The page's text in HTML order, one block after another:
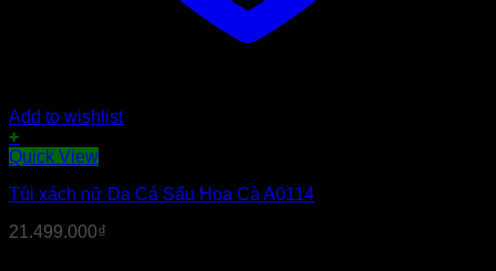
Add to wishlist
+
Quick View
Túi xách nữ Da Cá Sấu Hoa Cà A0114
21.499.000₫